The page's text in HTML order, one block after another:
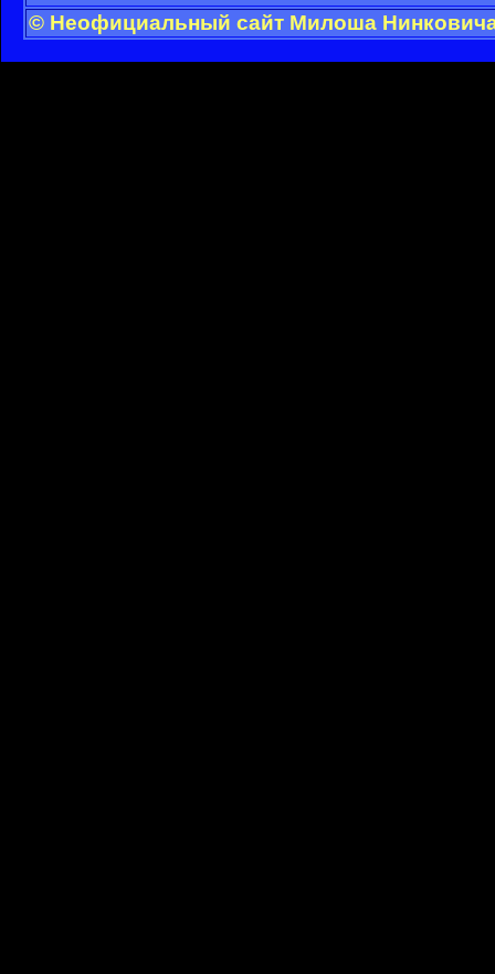
© Неофициальный сайт Милоша Нинковича